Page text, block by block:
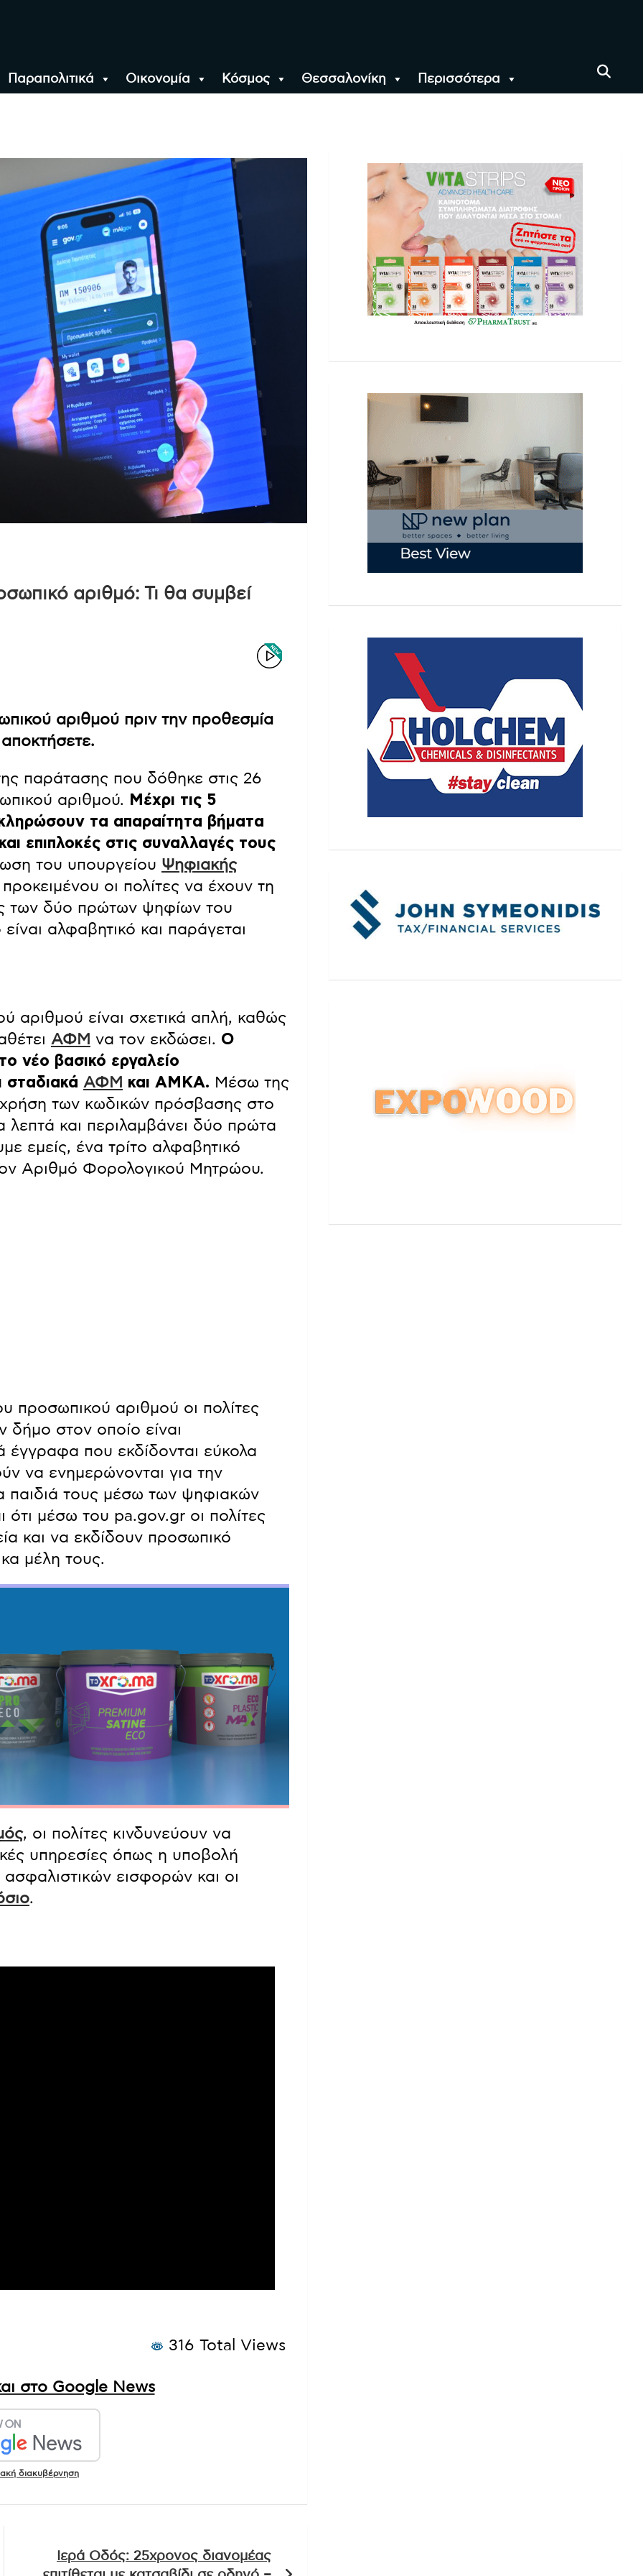
Παραπολιτικά Οικονομία Κόσμος Θεσσαλονίκη Περισσότερα
αριθμό: Τι θα συμβεί
αριθμού πριν την προθεσμία
παράτασης που δόθηκε στις 26
αριθμού.
Μέχρι τις 5
τα απαραίτητα βήματα
επιπλοκές στις συναλλαγές τους
του υπουργείου Ψηφιακής
οι πολίτες να έχουν τη
των δύο πρώτων ψηφίων του
αλφαβητικό και παράγεται
αριθμού είναι σχετικά απλή, καθώς
ΑΦΜ να τον εκδώσει. Ο
νέο βασικό εργαλείο
σταδιακά ΑΦΜ και ΑΜΚΑ. Μέσω της
των κωδικών πρόσβασης στο
λεπτά και περιλαμβάνει δύο πρώτα
εμείς, ένα τρίτο αλφαβητικό
Αριθμό Φορολογικού Μητρώου.
προσωπικού αριθμού οι πολίτες
δήμο στον οποίο είναι
έγγραφα που εκδίδονται εύκολα
να ενημερώνονται για την
παιδιά τους μέσω των ψηφιακών
μέσω του pa.gov.gr οι πολίτες
και να εκδίδουν προσωπικό
μέλη τους.
, οι πολίτες κινδυνεύουν να
υπηρεσίες όπως η υποβολή
εισφορών και οι
.
316 Total Views
στο Google News
διακυβέρνηση
Ιερά Οδός: 25χρονος διανομέας